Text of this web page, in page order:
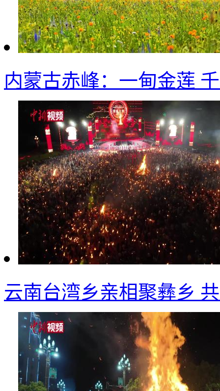
内蒙古赤峰：一甸金莲
云南台湾乡亲相聚彝乡